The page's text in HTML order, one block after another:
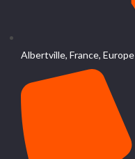
Albertville, France, Europe